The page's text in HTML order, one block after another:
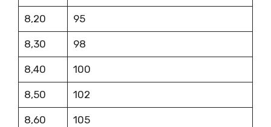
8,20 95
8,30 98
8,40 100
8,50 102
8,60 105